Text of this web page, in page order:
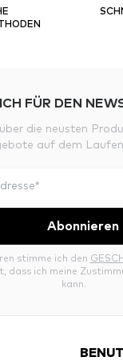
FÜR DEN
die neusten
auf dem
Abonnieren
stimme ich den
dass ich meine
kann.